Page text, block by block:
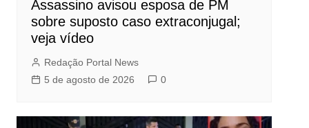
Assassino avisou esposa de PM
sobre suposto caso extraconjugal;
veja vídeo
Redação Portal News
5 de agosto de 2026
0